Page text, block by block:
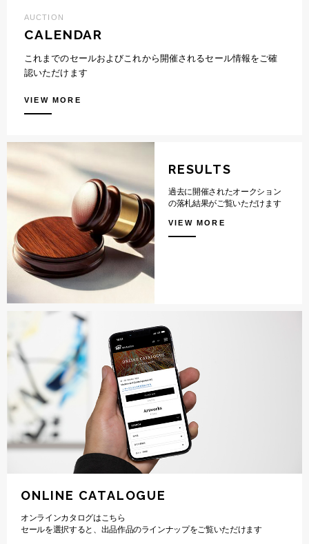
AUCTION
CALENDAR
これまでのセールおよびこれから開催されるセール情報をご確
認いただけます
VIEW MORE
RESULTS
過去に開催されたオークション
の落札結果がご覧いただけます
VIEW MORE
ONLINE CATALOGUE
オンラインカタログはこちら
セールを選択すると、出品作品のラインナップをご覧いただけます